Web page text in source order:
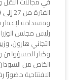
ومستدامة لإعمار
رئيس مجلس
التجاني هارون،
وكبار
الخاص من
الافتتاحية حضورًا